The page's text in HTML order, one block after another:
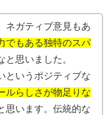
ネガティブ意見もあ
でもある独特のスパ
と思いました。
というポジティブな
ルらしさが物足りな
思います。伝統的な